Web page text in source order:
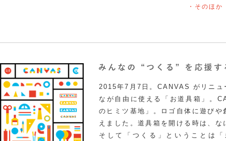
・そのほか
2015年7月7日。CANVAS がリニュ
なが自由に使える「お道具箱」。
のヒミツ基地」。ロゴ自体に遊び
えました。道具箱を開ける時は、
そして「つくる」ということは